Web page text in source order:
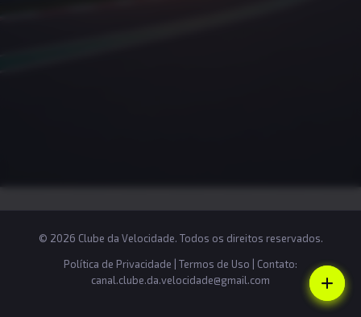
© 2026 Clube da Velocidade. Todos os direitos reservados.
Política de Privacidade
Termos de Uso | Contato:
canal.clube.da.velocidade@gmail.com